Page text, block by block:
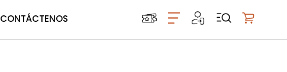
CONTÁCTENOS